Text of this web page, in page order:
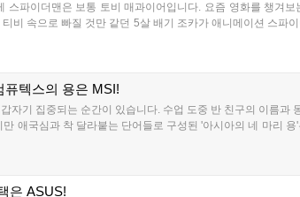
파이더맨은 보통 토비 매과이어입니다. 요즘 영화를 챙겨
비 속으로 빠질 것만 같던 5살 배기 조카가 애니메이션 스파
퓨텍스의 용은 MSI!
자기 집중되는 순간이 있습니다. 수업 도중 반 친구의 이름과
애국심과 착 달라붙는 단어들로 구성된 '아시아의 네 마리
은 ASUS!